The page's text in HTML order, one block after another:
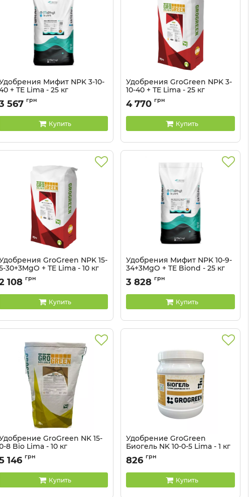
Мифит NPK 3-10-
+ ТЕ Lima - 25 кг
567 грн
Купить
Удобрения GroGreen NPK 3-
10-40 + ТЕ Lima - 25 кг
Артикул: 32041318
4 770 грн
Купить
GroGreen NPK 15-
30+3MgO + TE Lima - 10 кг
32041315
108 грн
Купить
Удобрения Мифит NPK 10-9-
34+3MgO + TE Biond - 25 кг
3 828 грн
Купить
GroGreen NK 15-
8 Bio Lima - 10 кг
Артикул: 32041379
146 грн
Купить
Удобрение GroGreen
Биогель NK 10-0-5 Lima - 1 кг
Артикул: 32041380
826 грн
Купить